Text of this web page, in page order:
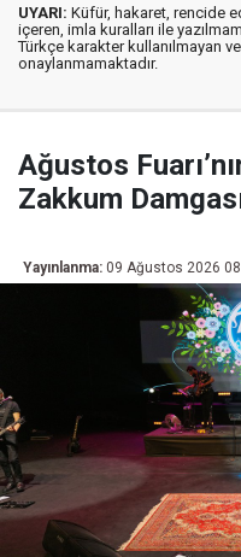
UYARI: Küfür, hakaret, rencide
içeren, imla kuralları ile
Türkçe karakter kullanılmayan
onaylanmamaktadır.
Ağustos
Zakkum
Yayınlanma: 09 Ağustos 2026